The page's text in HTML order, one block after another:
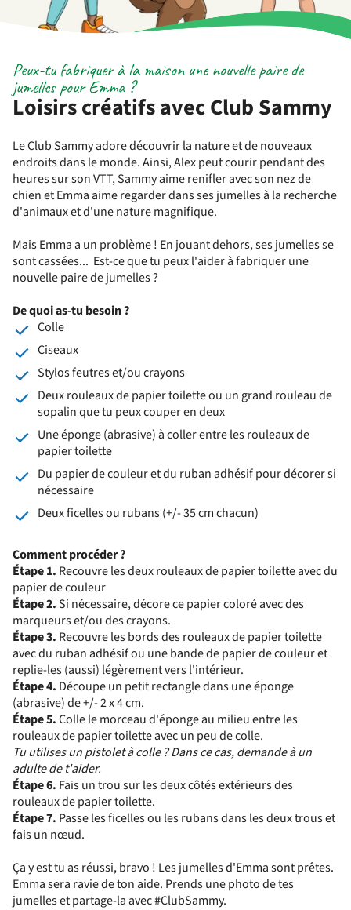
Loisirs créatifs avec Club Sammy
Peux-tu fabriquer à la maison une nouvelle paire de
jumelles pour Emma ?
Le Club Sammy adore découvrir la nature et de nouveaux
endroits dans le monde. Ainsi, Alex peut courir pendant des
heures sur son VTT, Sammy aime renifler avec son nez de
chien et Emma aime regarder dans ses jumelles à la recherche
d'animaux et d'une nature magnifique.
Mais Emma a un problème ! En jouant dehors, ses jumelles se
sont cassées... Est-ce que tu peux l'aider à fabriquer une
nouvelle paire de jumelles ?
De quoi as-tu besoin ?
Colle
Ciseaux
Stylos feutres et/ou crayons
Deux rouleaux de papier toilette ou un grand rouleau de
sopalin que tu peux couper en deux
Une éponge (abrasive) à coller entre les rouleaux de
papier toilette
Du papier de couleur et du ruban adhésif pour décorer si
nécessaire
Deux ficelles ou rubans (+/- 35 cm chacun)
Comment procéder ?
Étape 1. Recouvre les deux rouleaux de papier toilette avec du
papier de couleur
Étape 2.Si nécessaire, décore ce papier coloré avec des
marqueurs et/ou des crayons.
Étape 3. Recouvre les bords des rouleaux de papier toilette
avec du ruban adhésif ou une bande de papier de couleur et
replie-les (aussi) légèrement vers l'intérieur.
Étape 4. Découpe un petit rectangle dans une éponge
(abrasive) de +/- 2 x 4 cm.
Étape 5.Colle le morceau d'éponge au milieu entre les
rouleaux de papier toilette avec un peu de colle.
Tu utilises un pistolet à colle ? Dans ce cas, demande à un
adulte de t'aider.
Étape 6. Fais un trou sur les deux côtés extérieurs des
rouleaux de papier toilette.
Étape 7. Passe les ficelles ou les rubans dans les deux trous et
fais un nœud.
Ça y est tu as réussi, bravo ! Les jumelles d'Emma sont prêtes.
Emma sera ravie de ton aide. Prends une photo de tes
jumelles et partage-la avec #ClubSammy.